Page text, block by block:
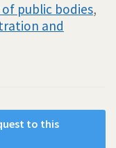
public bodies,
and
to this